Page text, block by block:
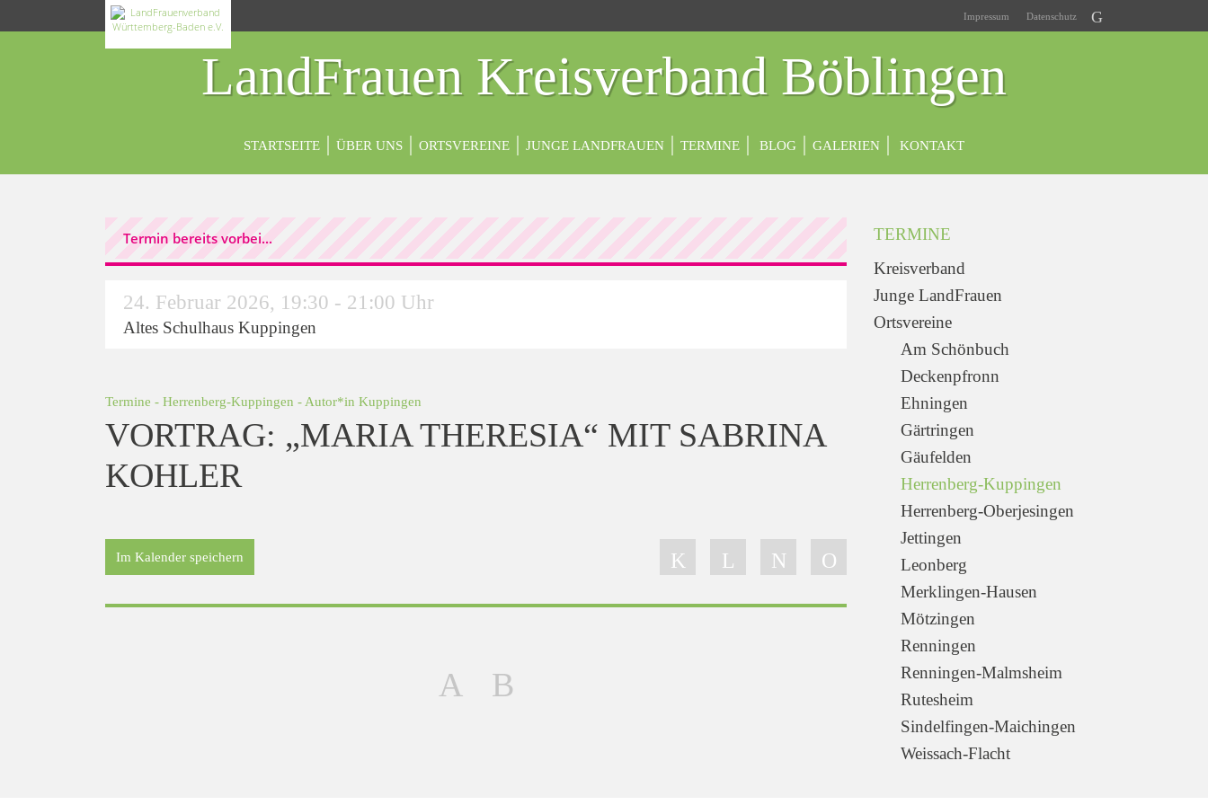
Impressum Datenschutz
LandFrauen Kreisverband Böblingen
STARTSEITE ÜBER UNS ORTSVEREINE JUNGE LANDFRAUEN TERMINE BLOG GALERIEN KONTAKT
Termin bereits vorbei...
24. Februar 2026, 19:30 - 21:00 Uhr
Altes Schulhaus Kuppingen
Termine - Herrenberg-Kuppingen - Autor*in Kuppingen
VORTRAG: „MARIA THERESIA“ MIT SABRINA
KOHLER
Im Kalender speichern
TERMINE
Kreisverband
Junge LandFrauen
Ortsvereine
Am Schönbuch
Deckenpfronn
Ehningen
Gärtringen
Gäufelden
Herrenberg-Kuppingen
Herrenberg-Oberjesingen
Jettingen
Leonberg
Merklingen-Hausen
Mötzingen
Renningen
Renningen-Malmsheim
Rutesheim
Sindelfingen-Maichingen
Weissach-Flacht